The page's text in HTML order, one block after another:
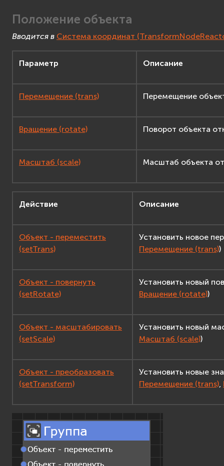
Положение объекта
Вводится в Система координат
Параметр Описание
Перемещение (trans) Перемещение
Вращение (rotate) Поворот объекта
Масштаб (scale) Масштаб объекта
Действие Описание
Объект - переместить
(setTrans)
Установить новое
Перемещение (trans))
Объект - повернуть
(setRotate)
Установить новый
Вращение (rotate))
Объект - масштабировать
(setScale)
Установить новый
Масштаб (scale))
Объект - преобразовать
(setTransform)
Установить новые
Перемещение (trans),